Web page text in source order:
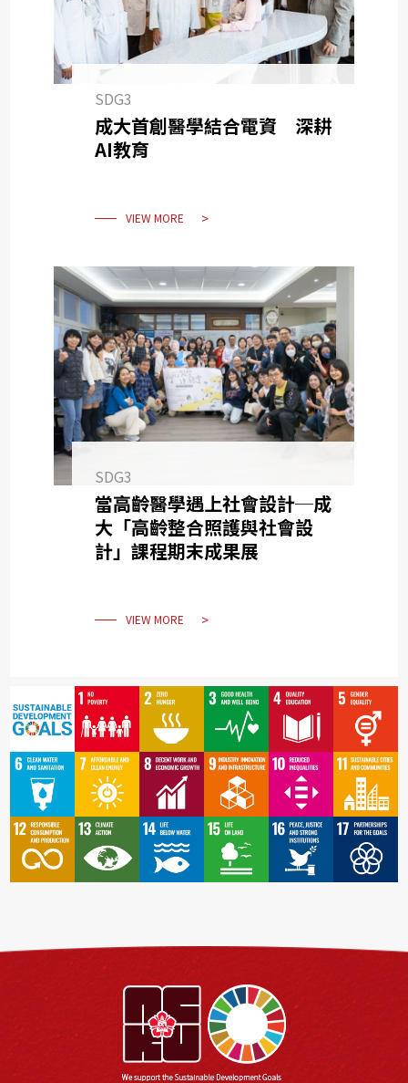
SDG3
成大首創醫學結合電資 深耕
AI教育
VIEW MORE
SDG3
當高齡醫學遇上社會設計─成
大「高齡整合照護與社會設
計」課程期末成果展
VIEW MORE